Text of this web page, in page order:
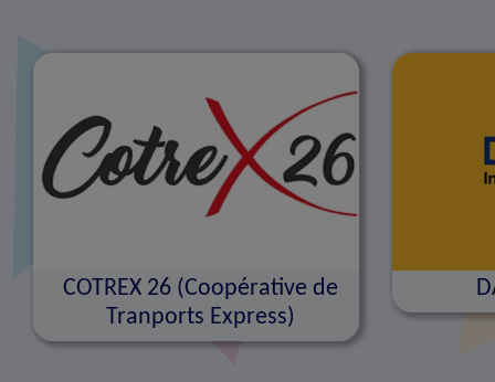
COTREX 26 (Coopérative de
Tranports Express)